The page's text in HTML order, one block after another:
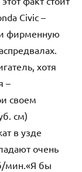
Civic –
фирменную
хотя
–
своем
см)
в узде
очень
мин.«Я бы